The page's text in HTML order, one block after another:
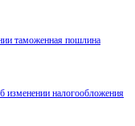
таможенная пошлина
изменении налогообложения